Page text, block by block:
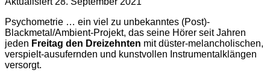
Psychometrie … ein viel zu unbekanntes (Post)-
Blackmetal/Ambient-Projekt, das seine Hörer seit Jahren
jeden Freitag den Dreizehnten mit düster-melancholischen,
verspielt-ausufernden und kunstvollen Instrumentalklängen
versorgt.